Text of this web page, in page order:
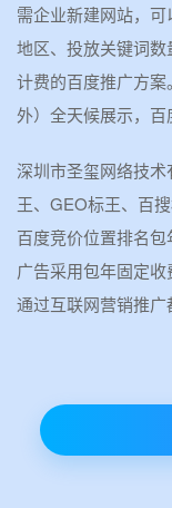
需企业新建网站，
地区、投放关键词
计费的百度推广方
外）全天候展示，百
深圳市圣玺网络技
王、GEO标王、百
百度竞价位置排名
广告采用包年固定
通过互联网营销推